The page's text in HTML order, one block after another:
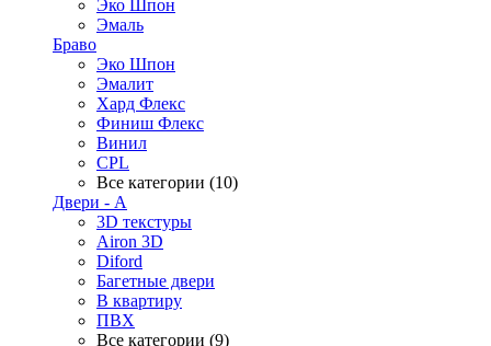
Эко Шпон
Эмаль
Браво
Эко Шпон
Эмалит
Хард Флекс
Финиш Флекс
Винил
CPL
Все категории (10)
Двери - А
3D текстуры
Airon 3D
Diford
Багетные двери
В квартиру
ПВХ
Все категории (9)